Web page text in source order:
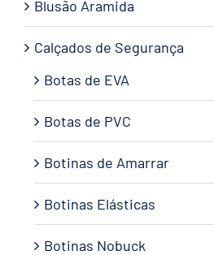
Blusão Aramida
Calçados de Segurança
Botas de EVA
Botas de PVC
Botinas de Amarrar
Botinas Elásticas
Botinas Nobuck